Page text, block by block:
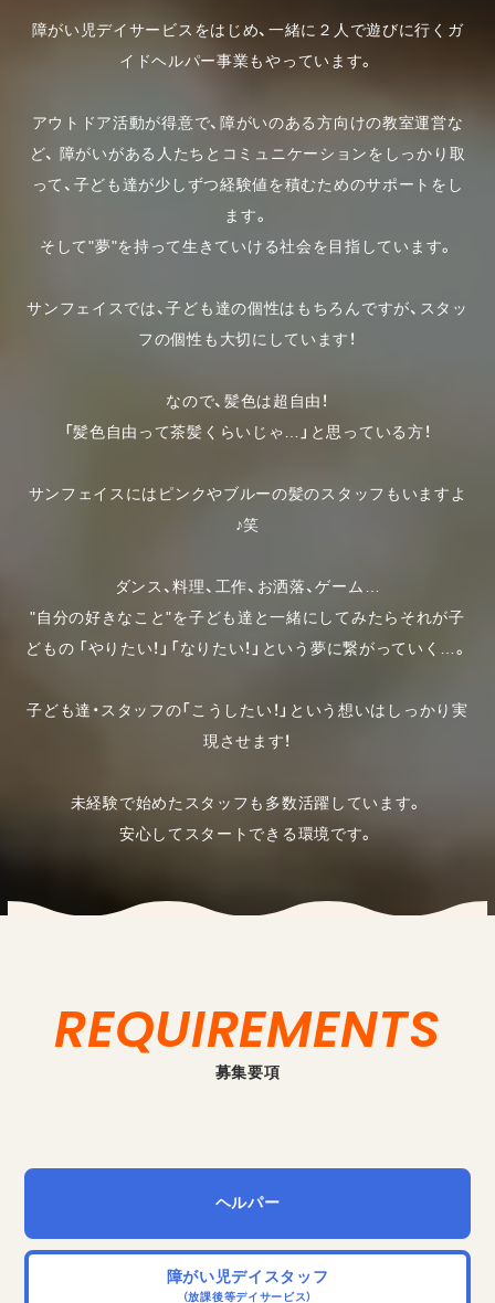
障がい児デイサービスをはじめ、一緒に２人で遊びに行くガ
イドヘルパー事業もやっています。
アウトドア活動が得意で、障がいのある方向けの教室運営な
ど、
障がいがある人たちとコミュニケーションをしっかり取
って、子ども達が少しずつ経験値を積むためのサポートをし
ます。
そして"夢"を持って生きていける社会を目指しています。
サンフェイスでは、子ども達の個性はもちろんですが、スタッ
フの個性も大切にしています！
なので、髪色は超自由！
「髪色自由って茶髪くらいじゃ…」と思っている方！
サンフェイスにはピンクやブルーの髪のスタッフもいますよ
♪笑
ダンス、料理、工作、お洒落、ゲーム…
"自分の好きなこと"を子ども達と一緒にしてみたらそれが子
どもの 「やりたい！」「なりたい！」という夢に繋がっていく…。
子ども達・スタッフの「こうしたい！」という想いはしっかり実
現させます！
未経験で始めたスタッフも多数活躍しています。
安心してスタートできる環境です。
REQUIREMENTS
募集要項
ヘルパー
障がい児デイスタッフ
（放課後等デイサービス）